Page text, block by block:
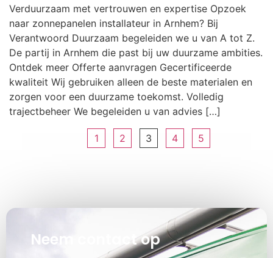
Verduurzaam met vertrouwen en expertise Opzoek
naar zonnepanelen installateur in Arnhem? Bij
Verantwoord Duurzaam begeleiden we u van A tot Z.
De partij in Arnhem die past bij uw duurzame ambities.
Ontdek meer Offerte aanvragen Gecertificeerde
kwaliteit Wij gebruiken alleen de beste materialen en
zorgen voor een duurzame toekomst. Volledig
trajectbeheer We begeleiden u van advies […]
1 2 3 4 5
Neem contact op